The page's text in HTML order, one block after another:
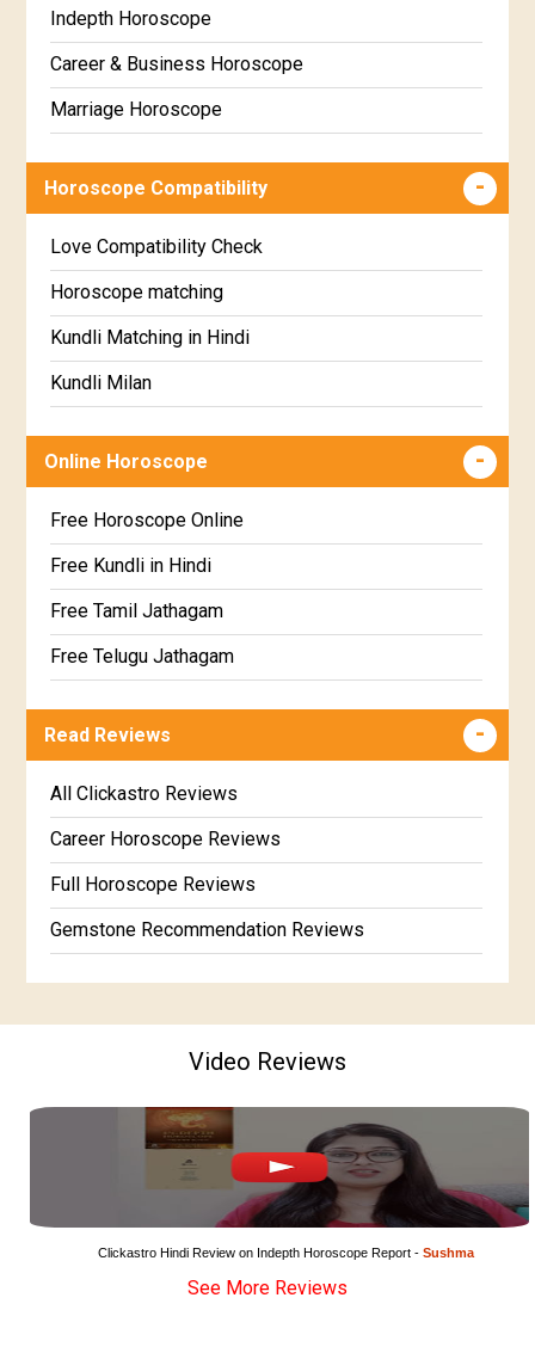
Chitha Star Horoscope
Swathi Star Horoscope
Visakha Star Horoscope
Jyeshta Star Horoscope
Moola Star Horoscope
Poorvashaada Star Horoscope
Uttarashaada Star Horoscope
Sravana Star Horoscope
Satabhisha Star Horoscope
Poorvabhadra Star Horoscope
Uttarabhadra Star Horoscope
Revathi Star Horoscope
Gujarati
Sinhala
Indepth Horoscope
Career & Business Horoscope
Marriage Horoscope
Education Horoscope
Super Horoscope
Future Book
Numerology
Horoscope Compatibility
Love Compatibility Check
Horoscope matching
Kundli Matching in Hindi
Kundli Milan
Free Kundli Matching
Kundali Matching
Jathaga Porutham
Jathakam Matching Telugu
Jathaka Porutham in Malayalam
Marathi Kundali Matching
Online Horoscope
Free Horoscope Online
Free Kundli in Hindi
Free Tamil Jathagam
Free Telugu Jathagam
Free Kannada Jataka
Free Kundali Marathi
Free Horoscope Gujarati
Read Reviews
All Clickastro Reviews
Career Horoscope Reviews
Full Horoscope Reviews
Gemstone Recommendation Reviews
In-Depth Horoscope Reviews
Marriage Horoscope Reviews
Super Horoscope Reviews
Education Horoscope Reviews
Wealth Horoscope Reviews
Yearly Predictions Reviews
Monthly Predictions Reviews
Video Reviews
Clickastro Hindi Review on Indepth Horoscope Report - Sushma
See More Reviews